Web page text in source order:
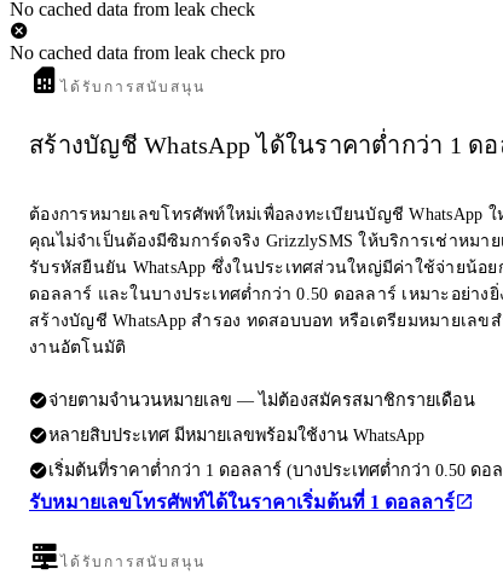
No cached data from leak check
No cached data from leak check pro
ได้รับการสนับสนุน
สร้างบัญชี WhatsApp ได้ในราคาต่ำกว่า 1 ด
ต้องการหมายเลขโทรศัพท์ใหม่เพื่อลงทะเบียนบัญชี WhatsApp ใ
คุณไม่จำเป็นต้องมีซิมการ์ดจริง GrizzlySMS ให้บริการเช่าหมา
รับรหัสยืนยัน WhatsApp ซึ่งในประเทศส่วนใหญ่มีค่าใช้จ่ายน้อย
ดอลลาร์ และในบางประเทศต่ำกว่า 0.50 ดอลลาร์ เหมาะอย่าง
สร้างบัญชี WhatsApp สำรอง ทดสอบบอท หรือเตรียมหมายเลข
งานอัตโนมัติ
จ่ายตามจำนวนหมายเลข — ไม่ต้องสมัครสมาชิกรายเดือน
หลายสิบประเทศ มีหมายเลขพร้อมใช้งาน WhatsApp
เริ่มต้นที่ราคาต่ำกว่า 1 ดอลลาร์ (บางประเทศต่ำกว่า 0.50 ดอ
รับหมายเลขโทรศัพท์ได้ในราคาเริ่มต้นที่ 1 ดอลลาร์
ได้รับการสนับสนุน